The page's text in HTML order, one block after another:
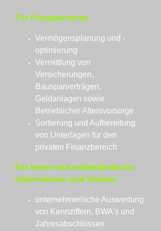
Für Privatpersonen
Vermögensplanung und -
optimierung
Vermittlung von
Versicherungen,
Bausparverträgen,
Geldanlagen sowie
Betrieblicher Altersvorsorge
Sortierung und Aufbereitung
von Unterlagen für den
privaten Finanzbereich
Für kleine und mittelständische
Unternehmen und Vereine:
unternehmerische Auswertung
von Kennziffern, BWA's und
Jahresabschlüssen